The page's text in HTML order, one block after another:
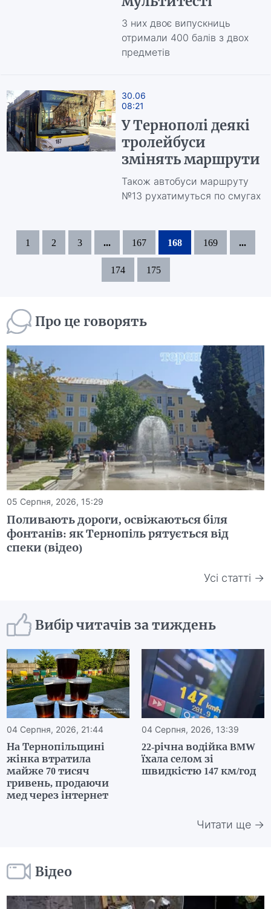
З них двоє випускниць
отримали 400 балів з двох
предметів
30.06
08:21
У Тернополі деякі
тролейбуси
змінять маршрути
Також автобуси маршруту
№13 рухатимуться по смугах
1 2 3 ... 167 168 169 ...
174 175
Про це говорять
05 Серпня, 2026, 15:29
Поливають дороги, освіжаються біля
фонтанів: як Тернопіль рятується від
спеки (відео)
Усі статті →
Вибір читачів за тиждень
04 Серпня, 2026, 21:44
На Тернопільщині
жінка втратила
майже 70 тисяч
гривень, продаючи
мед через інтернет
04 Серпня, 2026, 13:39
22-річна водійка BMW
їхала селом зі
швидкістю 147 км/год
Читати ще →
Відео